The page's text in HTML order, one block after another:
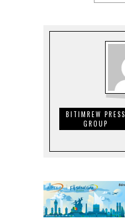
BITIMREW PRESS
GROUP